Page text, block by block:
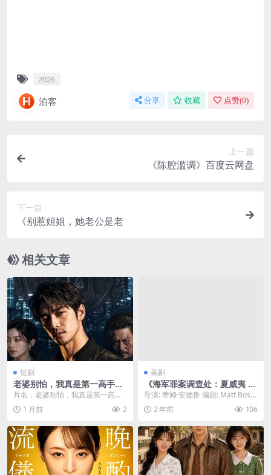
2026
泊客 分享 收藏 点赞(0)
上一篇
《陈腔滥调》百度云网盘
下一篇
《别惹姐姐，她老公是老
相关文章
短剧
老婆别怕，我真是第一高手
（60集）AI短剧 (2026)
片名：老婆别怕，我真是第一高手
（60集）AI短剧 (2026) 分类：短剧
年份...1 月前 2
美剧
《海军罪案调查处：夏威夷 第
三季》百度云网盘下载.阿里云
盘.英语中字.(2024)
导演: 蒂姆·安德鲁 编剧: Matt Bosa
ck / Jan Nash / ...
2 年前 106